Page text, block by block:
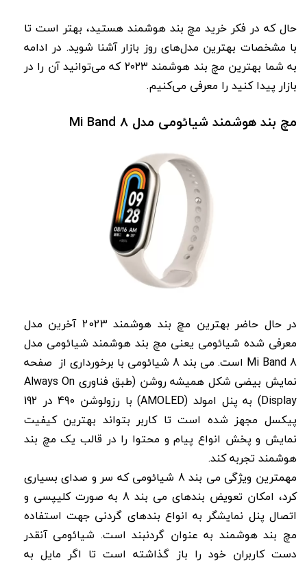
حال که در فکر خرید مچ بند هوشمند هستید، بهتر است تا
با مشخصات بهترین مدل‌های روز بازار آشنا شوید. در ادامه
به شما بهترین مچ بند هوشمند ۲۰۲۳ که می‌توانید آن را در
بازار پیدا کنید را معرفی می‌کنیم.
مچ بند هوشمند شیائومی مدل Mi Band 8
در حال حاضر بهترین مچ بند هوشمند 2023 آخرین مدل
معرفی شده شیائومی یعنی مچ بند هوشمند شیائومی مدل
Mi Band 8 است. می بند 8 شیائومی با برخورداری از صفحه
نمایش بیضی شکل همیشه روشن (طبق فناوری Always On
Display) به پنل امولد (AMOLED) با رزولوشن 490 در 192
پیکسل مجهز شده است تا کاربر بتواند بهترین کیفیت
نمایش و پخش انواع پیام و محتوا را در قالب یک مچ بند
هوشمند تجربه کند.
مهمترین ویژگی می بند 8 شیائومی که سر و صدای بسیاری
کرد، امکان تعویض بندهای می بند 8 به صورت کلیپسی و
اتصال پنل نمایشگر به انواع بندهای گردنی جهت استفاده
مچ بند هوشمند به عنوان گردنبند است. شیائومی آنقدر
دست کاربران خود را باز گذاشته است تا اگر مایل به